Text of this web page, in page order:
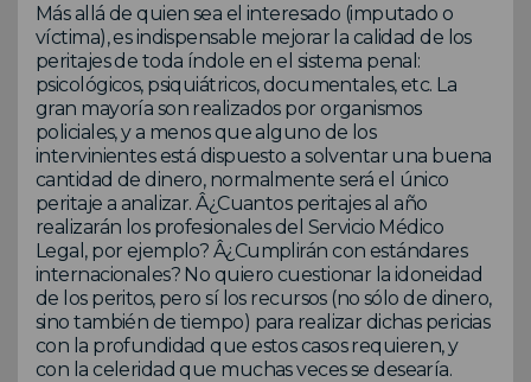
Más allá de quien sea el interesado (imputado o
víctima), es indispensable mejorar la calidad de los
peritajes de toda índole en el sistema penal:
psicológicos, psiquiátricos, documentales, etc. La
gran mayoría son realizados por organismos
policiales, y a menos que alguno de los
intervinientes está dispuesto a solventar una buena
cantidad de dinero, normalmente será el único
peritaje a analizar. Â¿Cuantos peritajes al año
realizarán los profesionales del Servicio Médico
Legal, por ejemplo? Â¿Cumplirán con estándares
internacionales? No quiero cuestionar la idoneidad
de los peritos, pero sí los recursos (no sólo de dinero,
sino también de tiempo) para realizar dichas pericias
con la profundidad que estos casos requieren, y
con la celeridad que muchas veces se desearía.